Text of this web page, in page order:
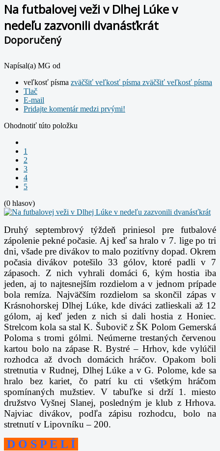
Na futbalovej veži v Dlhej Lúke v
nedeľu zazvonili dvanásťkrát
Doporučený
Napísal(a) MG od
veľkosť písma zväčšiť veľkosť písma zväčšiť veľkosť písma
Tlač
E-mail
Pridajte komentár medzi prvými!
Ohodnotiť túto položku
1
2
3
4
5
(0 hlasov)
Druhý septembrový týždeň priniesol pre futbalové
zápolenie pekné počasie. Aj keď sa hralo v 7. lige po tri
dni, všade pre divákov to malo pozitívny dopad. Okrem
počasia divákov potešilo 33 gólov, ktoré padli v 7
zápasoch. Z nich vyhrali domáci 6, kým hostia iba
jeden, aj to najtesnejším rozdielom a v jednom prípade
bola remíza. Najväčším rozdielom sa skončil zápas v
Krásnohorskej Dlhej Lúke, kde diváci zatlieskali až 12
gólom, aj keď jeden z nich si dali hostia z Honiec.
Strelcom kola sa stal K. Šubovič z ŠK Polom Gemerská
Poloma s tromi gólmi. Neúmerne trestaných červenou
kartou bolo na zápase R. Bystré – Hrhov, kde vylúčil
rozhodca až dvoch domácich hráčov. Opakom boli
stretnutia v Rudnej, Dlhej Lúke a v G. Polome, kde sa
hralo bez kariet, čo patrí ku cti všetkým hráčom
spomínaných mužstiev. V tabuľke si drží 1. miesto
družstvo Vyšnej Slanej, posledným je klub z Hrhova.
Najviac divákov, podľa zápisu rozhodcu, bolo na
stretnutí v Lipovníku – 200.
D O S P E L Í